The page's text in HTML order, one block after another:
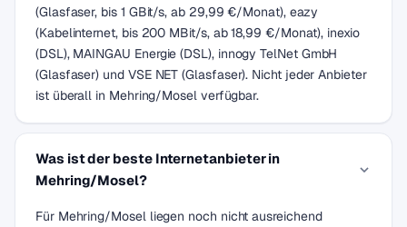
(Glasfaser, bis 1 GBit/s, ab 29,99 €/Monat), eazy
(Kabelinternet, bis 200 MBit/s, ab 18,99 €/Monat), inexio
(DSL), MAINGAU Energie (DSL), innogy TelNet GmbH
(Glasfaser) und VSE NET (Glasfaser). Nicht jeder Anbieter
ist überall in Mehring/Mosel verfügbar.
Was ist der beste Internetanbieter in
Mehring/Mosel?
Für Mehring/Mosel liegen noch nicht ausreichend